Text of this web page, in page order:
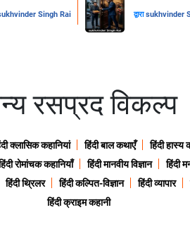
Singh Rai द्वाराsukhvinder
रसप्रद विकल्प
क्लासिक कहानियां हिंदी बाल कथाएँ हिंदी हास्य
रोमांचक कहानियाँ हिंदी मानवीय विज्ञान हिंदी
हिंदी थ्रिलर हिंदी कल्पित-विज्ञान हिंदी व्यापार
हिंदी क्राइम कहानी